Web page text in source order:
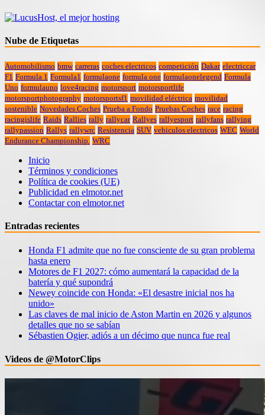
Nube de Etiquetas
Automobilismo bmw carreras coches electricos competición Dakar electriccar
F1 Formula 1 Formula1 formulaone formula one formulaonelegend Formula
Uno formulauno love4racing motorsport motorsportlife
motorsportphotography motorsportsf1 movilidad eléctrica movilidad
sostenible Novedades Coches Prueba a Fondo Pruebas Coches race racing
racingislife Raids Rallies rally rallycar Rallyes rallyesport rallyfans rallying
rallypassion Rallys rallywrc Resistencia SUV vehiculos electricos WEC World
Endurance Championship. WRC
Inicio
Términos y condiciones
Política de cookies (UE)
Publicidad en elmotor.net
Contactar con elmotor.net
Entradas recientes
Honda F1 admite que no fue consciente de su gran problema
hasta enero
Motores de F1 2027: cómo aumentará la capacidad de la
batería y qué supondrá
Newey coincide con Honda: «El desastre inicial nos ha
unido»
Las claves de mal inicio de Aston Martin en 2026 y algunos
detalles que no se sabían
Sébastien Ogier, adiós a un décimo que nunca fue real
Videos de @MotorClips